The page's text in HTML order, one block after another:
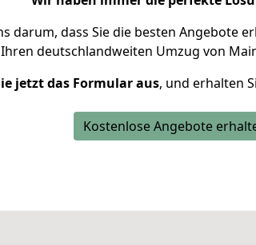
darum, dass Sie die besten Angebote
deutschlandweiten Umzug von
jetzt das Formular aus, und erhalten
Kostenlose Angebote